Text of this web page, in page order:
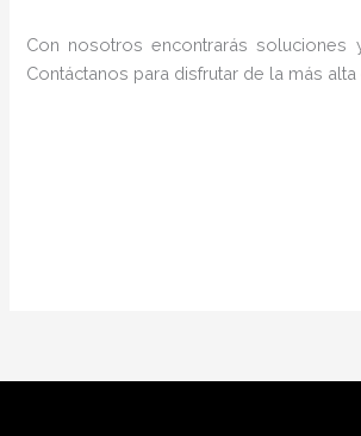
Con nosotros encontrarás soluciones
Contáctanos para disfrutar de la más alta